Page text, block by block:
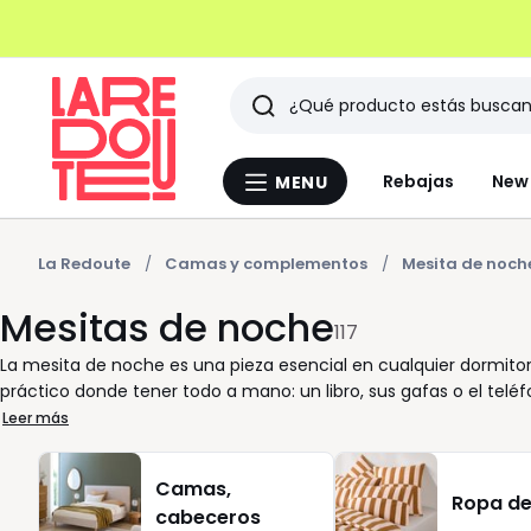
Menu
MENU Rebajas
Buscar
Últimos
artículos
vistos
La Redoute Camas y complementos Mesita de
Mesitas de noche117
La mesita de noche es una pieza esencial en cualquier
práctico donde tener todo a mano: un libro, sus gafas o el
el modelo que mejor se adapta a sus hábitos y al estilo de su
melamina aportan diferentes texturas y sensaciones: el roble
lisas ofrecen una estética más contemporánea. Pensamos
seleccionan por su solidez, su fácil mantenimiento y su
Leer más
Camas,
cabeceros
Ropa